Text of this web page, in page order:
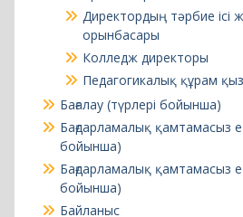
Бағалау (түрлері бойынша)
Бағдарламалық қамтамасыз
бойынша)
Бағдарламалық қамтамасыз
бойынша)
Байланыс
Байласын
Банк және сақтандыру ісі
Білім алушыларға
Worldskills — 2024